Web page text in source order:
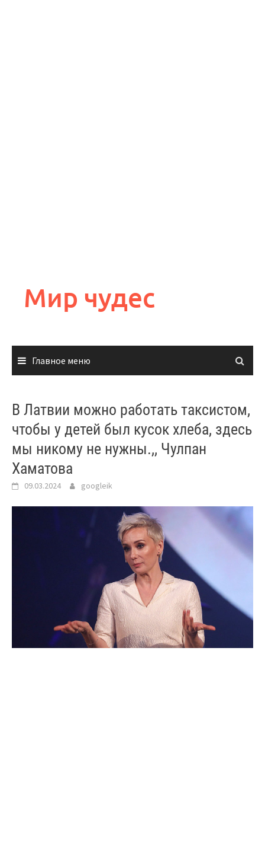
содержимому
Мир чудес
Главное меню
В Латвии можно работать таксистом,
чтобы у детей был кусок хлеба, здесь
мы никому не нужны.,, Чулпан
Хаматова
09.03.2024 googleik